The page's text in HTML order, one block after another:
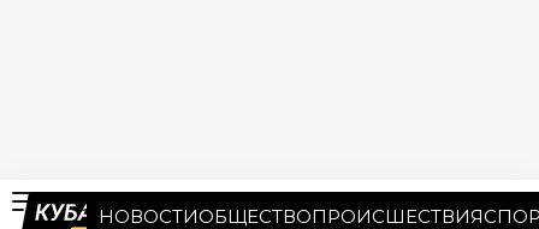
НОВОСТИОБЩЕСТВОПРОИСШЕСТВИЯ